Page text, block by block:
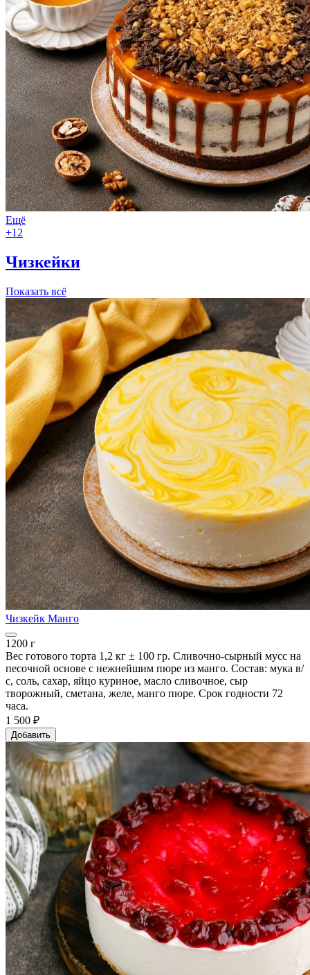
Ещё
+12
Чизкейки
Показать всё
Чизкейк Манго
1200 г
Вес готового торта 1,2 кг ± 100 гр. Сливочно-сырный мусс на
песочной основе с нежнейшим пюре из манго. Состав: мука в/
с, соль, сахар, яйцо куриное, масло сливочное, сыр
творожный, сметана, желе, манго пюре. Срок годности 72
часа.
1 500 ₽
Добавить